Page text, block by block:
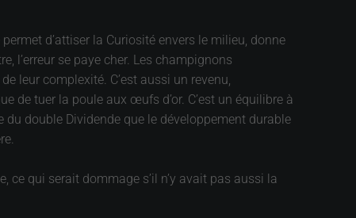
d’attiser la Curiosité envers le milieu, donne
l’erreur se paye cher. Les champignons
leur complexité. C’est aussi un revenu,
de tuer la poule aux œufs d’or. C’est un équilibre à
double Dividende que le développement durable
ce qui serait dommage s’il n’y avait pas aussi la